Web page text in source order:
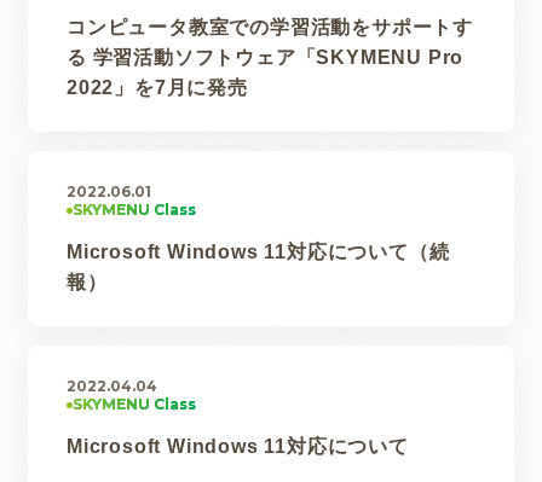
コンピュータ教室での学習活動をサポートす
る 学習活動ソフトウェア「SKYMENU Pro
2022」を7月に発売
2022.06.01
Microsoft Windows 11対応について（続
報）
2022.04.04
Microsoft Windows 11対応について